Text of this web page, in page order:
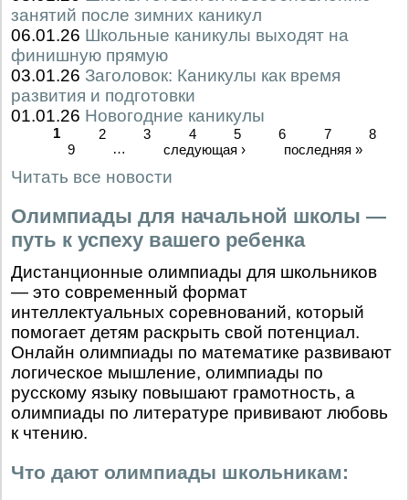
занятий после зимних каникул
06.01.26 Школьные каникулы выходят на
финишную прямую
03.01.26 Заголовок: Каникулы как время
развития и подготовки
01.01.26 Новогодние каникулы
1 2 3 4 5 6 7
8
9
… следующая › последняя »
Читать все новости
Олимпиады для начальной школы —
путь к успеху вашего ребенка
Дистанционные олимпиады для школьников
— это современный формат
интеллектуальных соревнований, который
помогает детям раскрыть свой потенциал.
Онлайн олимпиады по математике развивают
логическое мышление, олимпиады по
русскому языку повышают грамотность, а
олимпиады по литературе прививают любовь
к чтению.
Что дают олимпиады школьникам: